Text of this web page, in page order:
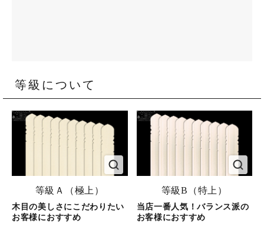
等級について
等級Ａ（極上）
木目の美しさにこだわりたい
お客様におすすめ
等級B（特上）
当店一番人気！バランス派の
お客様におすすめ